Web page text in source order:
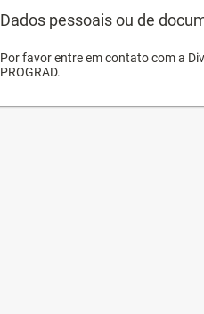
Dados pessoais ou de
Por favor entre em contato com a
PROGRAD.